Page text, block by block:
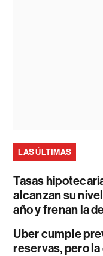
LAS ÚLTIMAS
Tasas
alcanzan su
año y frenan la
Uber cumple
reservas, pero